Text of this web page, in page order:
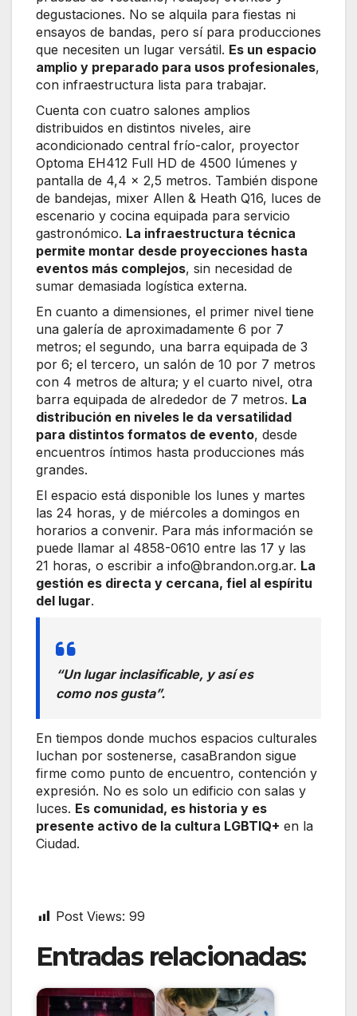
degustaciones. No se alquila para fiestas ni
ensayos de bandas, pero sí para producciones
que necesiten un lugar versátil. Es un espacio
amplio y preparado para usos profesionales,
con infraestructura lista para trabajar.
Cuenta con cuatro salones amplios
distribuidos en distintos niveles, aire
acondicionado central frío-calor, proyector
Optoma EH412 Full HD de 4500 lúmenes y
pantalla de 4,4 x 2,5 metros. También dispone
de bandejas, mixer Allen & Heath Q16, luces de
escenario y cocina equipada para servicio
gastronómico. La infraestructura técnica
permite montar desde proyecciones hasta
eventos más complejos, sin necesidad de
sumar demasiada logística externa.
En cuanto a dimensiones, el primer nivel tiene
una galería de aproximadamente 6 por 7
metros; el segundo, una barra equipada de 3
por 6; el tercero, un salón de 10 por 7 metros
con 4 metros de altura; y el cuarto nivel, otra
barra equipada de alrededor de 7 metros. La
distribución en niveles le da versatilidad
para distintos formatos de evento, desde
encuentros íntimos hasta producciones más
grandes.
El espacio está disponible los lunes y martes
las 24 horas, y de miércoles a domingos en
horarios a convenir. Para más información se
puede llamar al 4858-0610 entre las 17 y las
21 horas, o escribir a info@brandon.org.ar. La
gestión es directa y cercana, fiel al espíritu
del lugar.
“Un lugar inclasificable, y así es
como nos gusta”.
En tiempos donde muchos espacios culturales
luchan por sostenerse, casaBrandon sigue
firme como punto de encuentro, contención y
expresión. No es solo un edificio con salas y
luces. Es comunidad, es historia y es
presente activo de la cultura LGBTIQ+ en la
Ciudad.
Post Views: 99
Entradas relacionadas: